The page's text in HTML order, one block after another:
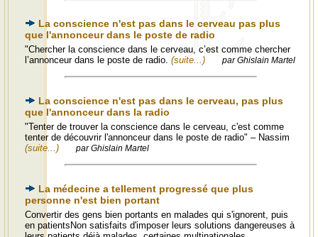
La conscience n'est pas dans le cerveau pas plus
que l'annonceur dans le poste de radio
"Chercher la conscience dans le cerveau, c’est comme chercher
l’annonceur dans le poste de radio. (suite...) par Ghislain Martel
La conscience n'est pas dans le cerveau, pas plus
que l'annonceur dans la radio
"Tenter de trouver la conscience dans le cerveau, c'est comme
tenter de découvrir l'annonceur dans le poste de radio" – Nassim
(suite...)
par Ghislain Martel
La médecine a tellement progressé que plus
personne n'est bien portant
Convertir des gens bien portants en malades qui s'ignorent, puis
en patientsNon satisfaits d'imposer leurs solutions dangereuses à